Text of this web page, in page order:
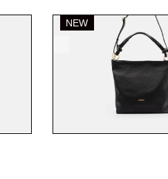
SELECCIONAR OPCIONES